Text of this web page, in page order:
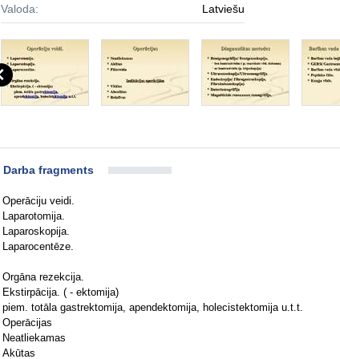
Valoda: Latviešu
Darba fragments
Operāciju veidi.
Laparotomija.
Laparoskopija.
Laparocentēze.
Orgāna rezekcija.
Ekstirpācija. ( - ektomija)
piem. totāla gastrektomija, apendektomija, holecistektomija u.t.t.
Operācijas
Neatliekamas
Akūtas